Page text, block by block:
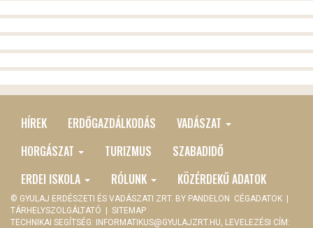
MAIN
MENU
HÍREK ERDŐGAZDÁLKODÁS
VADÁSZAT
HORGÁSZAT
TURIZMUS
SZABADIDŐ
ERDEI ISKOLA
RÓLUNK KÖZÉRDEKŰ ADATOK
© GYULAJ ERDÉSZETI ÉS VADÁSZATI ZRT. BY PANDELON CÉGADATOK |
TÁRHELYSZOLGÁLTATÓ | SITEMAP
TECHNIKAI SEGÍTSÉG: INFORMATIKUS@GYULAJZRT.HU, LEVELEZÉSI CÍM: